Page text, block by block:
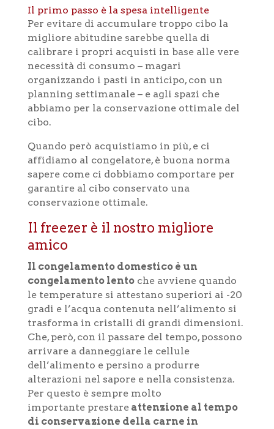
Il primo passo è la spesa intelligente
Per evitare di accumulare troppo cibo la
migliore abitudine sarebbe quella di
calibrare i propri acquisti in base alle vere
necessità di consumo – magari
organizzando i pasti in anticipo, con un
planning settimanale – e agli spazi che
abbiamo per la conservazione ottimale del
cibo.
Quando però acquistiamo in più, e ci
affidiamo al congelatore, è buona norma
sapere come ci dobbiamo comportare per
garantire al cibo conservato una
conservazione ottimale.
Il freezer è il nostro migliore
amico
Il congelamento domestico è un
congelamento lentoche avviene quando
le temperature si attestano superiori ai -20
gradi e l’acqua contenuta nell’alimento si
trasforma in cristalli di grandi dimensioni.
Che, però, con il passare del tempo, possono
arrivare a danneggiare le cellule
dell’alimento e persino a produrre
alterazioni nel sapore e nella consistenza.
Per questo è sempre molto
importante prestareattenzione al tempo
di conservazione della carne in